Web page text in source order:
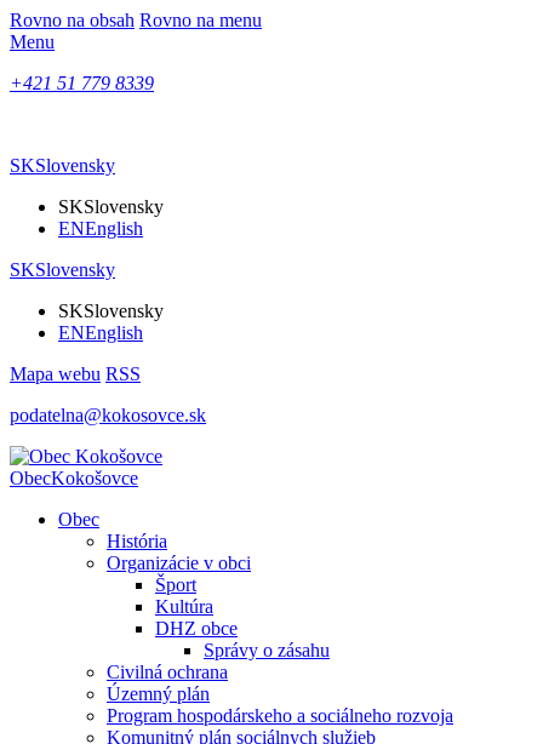
Rovno na obsah Rovno na menu
Menu
+421 51 779 8339
SKSlovensky
SKSlovensky
ENEnglish
SKSlovensky
SKSlovensky
ENEnglish
Mapa webu RSS
podatelna@kokosovce.sk
ObecKokošovce
Obec
História
Organizácie v obci
Šport
Kultúra
DHZ obce
Správy o zásahu
Civilná ochrana
Územný plán
Program hospodárskeho a sociálneho rozvoja
Komunitný plán sociálnych služieb